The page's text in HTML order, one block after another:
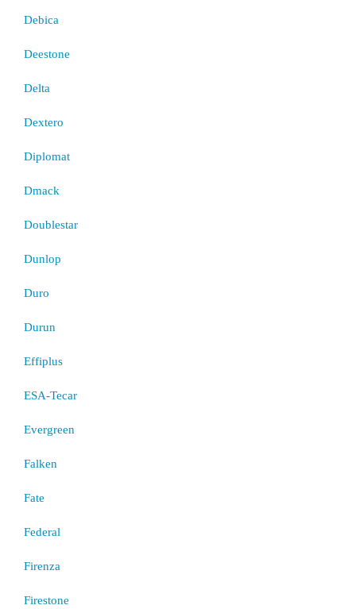
Debica
Deestone
Delta
Dextero
Diplomat
Dmack
Doublestar
Dunlop
Duro
Durun
Effiplus
ESA-Tecar
Evergreen
Falken
Fate
Federal
Firenza
Firestone